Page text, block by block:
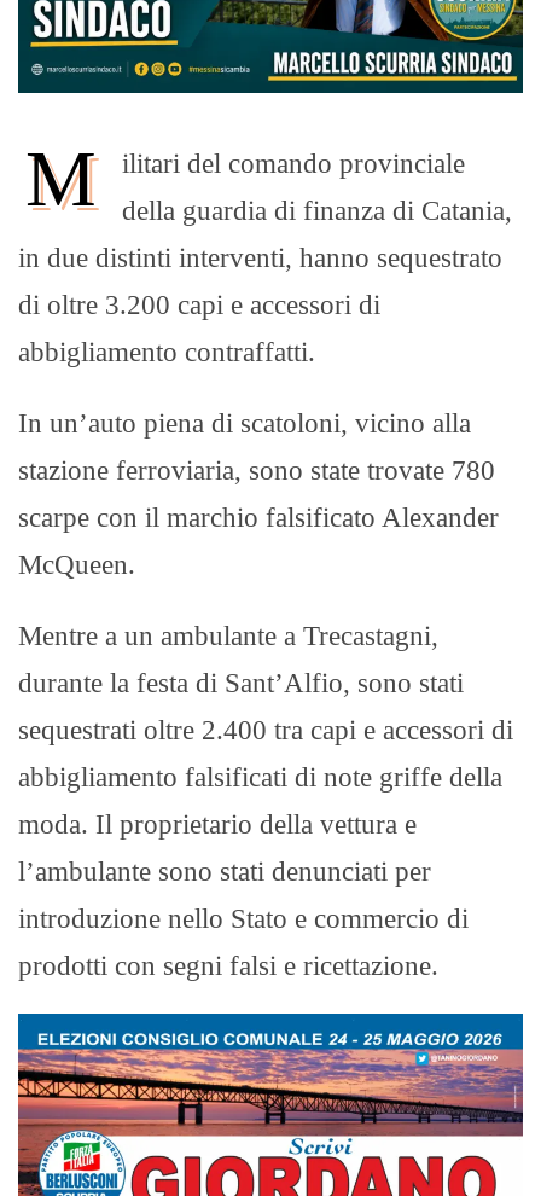
M
ilitari del comando provinciale
della guardia di finanza di Catania,
in due distinti interventi, hanno sequestrato
di oltre 3.200 capi e accessori di
abbigliamento contraffatti.
In un’auto piena di scatoloni, vicino alla
stazione ferroviaria, sono state trovate 780
scarpe con il marchio falsificato Alexander
McQueen.
Mentre a un ambulante a Trecastagni,
durante la festa di Sant’Alfio, sono stati
sequestrati oltre 2.400 tra capi e accessori di
abbigliamento falsificati di note griffe della
moda. Il proprietario della vettura e
l’ambulante sono stati denunciati per
introduzione nello Stato e commercio di
prodotti con segni falsi e ricettazione.